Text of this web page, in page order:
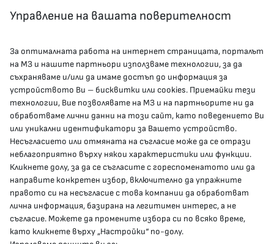
КОНТАКТИ
гр.София, 1000, пл. „Света Неделя“ №5
delovodstvo@mh.government.bg
presscenter@mh.government.bg
МЗ В СОЦИАЛНИТЕ МРЕЖИ
Facebook страница
Instragram профил
Управление на вашата поверителност
За оптималната работа на интернет страницата, порталът
на МЗ и нашите партньори използваме технологии, за да
съхраняваме и/или да имаме достъп до информация за
устройството Ви – бисквитки или cookies. Приемайки тези
технологии, Вие позволявате на МЗ и на партньорите ни да
обработваме лични данни на този сайт, като поведението Ви
или уникални идентификатори за Вашето устройство.
Несъгласието или отмяната на съгласие може да се отрази
неблагоприятно върху някои характеристики или функции.
Кликнете долу, за да се съгласите с гореспоменатото или да
направите конкретен избор, включително да упражните
правото си на несъгласие с това компании да обработват
лична информация, базирана на легитимен интерес, а не
съгласие. Можете да промените избора си по всяко време,
като кликнете върху „Настройки“ по-долу.